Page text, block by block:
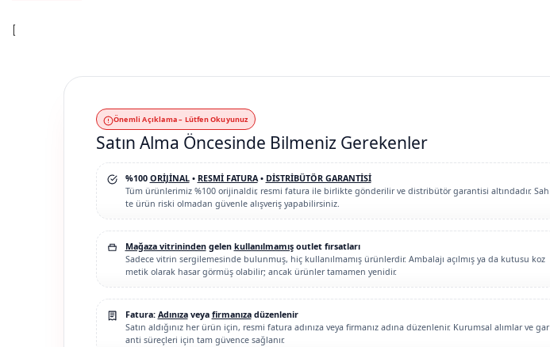
Önemli Açıklama – Lütfen Okuyunuz
Satın Alma Öncesinde Bilmeniz Gerekenler
%100 ORİJİNAL• RESMİ FATURA• DİSTRİBÜTÖR GARANTİSİ
Tüm ürünlerimiz %100 orijinaldir, resmi fatura ile birlikte gönderilir ve distribütör garantisi altındadır. Sah
te ürün riski olmadan güvenle alışveriş yapabilirsiniz.
Mağaza vitrinindengelen kullanılmamışoutlet fırsatları
Sadece vitrin sergilemesinde bulunmuş, hiç kullanılmamış ürünlerdir. Ambalajı açılmış ya da kutusu koz
metik olarak hasar görmüş olabilir; ancak ürünler tamamen yenidir.
Fatura: Adınızaveya firmanızadüzenlenir
Satın aldığınız her ürün için, resmi fatura adınıza veya firmanız adına düzenlenir. Kurumsal alımlar ve gar
anti süreçleri için tam güvence sağlanır.